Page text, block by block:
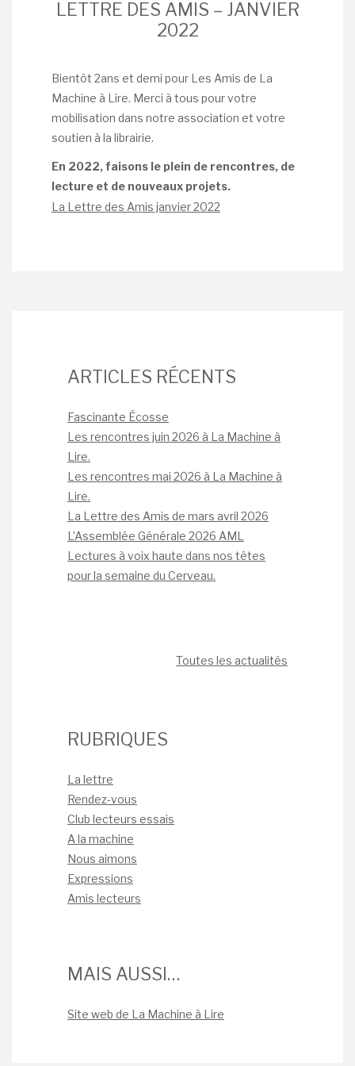
LETTRE DES AMIS – JANVIER
2022
Bientôt 2ans et demi pour Les Amis de La
Machine à Lire. Merci à tous pour votre
mobilisation dans notre association et votre
soutien à la librairie.
En 2022, faisons le plein de rencontres, de
lecture et de nouveaux projets.
La Lettre des Amis janvier 2022
ARTICLES RÉCENTS
Fascinante Écosse
Les rencontres juin 2026 à La Machine à
Lire.
Les rencontres mai 2026 à La Machine à
Lire.
La Lettre des Amis de mars avril 2026
L’Assemblée Générale 2026 AML
Lectures à voix haute dans nos têtes
pour la semaine du Cerveau.
Toutes les actualités
RUBRIQUES
La lettre
Rendez-vous
Club lecteurs essais
A la machine
Nous aimons
Expressions
Amis lecteurs
MAIS AUSSI…
Site web de La Machine à Lire